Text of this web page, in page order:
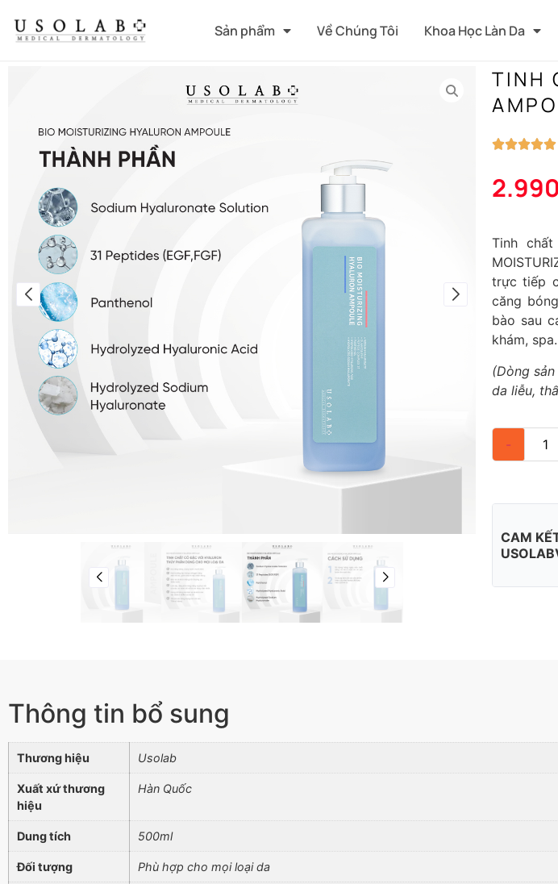
Sản phẩm Về Chúng Tôi Khoa Học Làn Da
TINH
Tinh
trực tiếp
căng
bào sau
khám, spa.
(Dòng
da liễu,
-
CAM
Thông tin bổ sung
Thương hiệu Usolab
Xuất xứ thương
hiệu
Hàn Quốc
Dung tích 500ml
Đối tượng Phù hợp cho mọi loại da